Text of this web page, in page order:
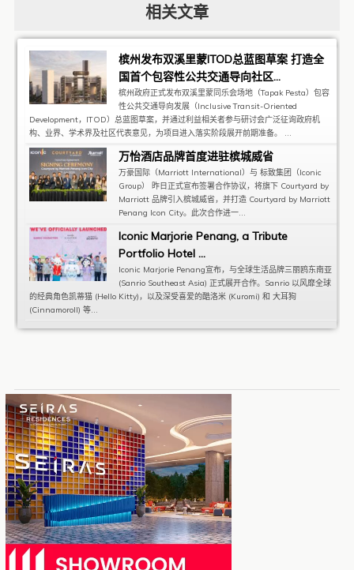
相关文章
槟州发布双溪里蒙ITOD总蓝图草案 打造全
国首个包容性公共交通导向社区...
槟州政府正式发布双溪里蒙同乐会场地（Tapak Pesta）包容
性公共交通导向发展（Inclusive Transit-Oriented
Development，ITOD）总蓝图草案，并通过利益相关者参与研讨会广泛征询政府机
构、业界、学术界及社区代表意见，为项目进入落实阶段展开前期准备。 ...
万怡酒店品牌首度进驻槟城威省
万豪国际（Marriott International）与 标致集团（Iconic
Group） 昨日正式宣布签署合作协议，将旗下 Courtyard by
Marriott 品牌引入槟城威省，并打造 Courtyard by Marriott
Penang Icon City。此次合作进一...
Iconic Marjorie Penang, a Tribute
Portfolio Hotel ...
Iconic Marjorie Penang宣布，与全球生活品牌三丽鸥东南亚
(Sanrio Southeast Asia) 正式展开合作。Sanrio 以风靡全球
的经典角色凯蒂猫 (Hello Kitty)，以及深受喜爱的酷洛米 (Kuromi) 和 大耳狗
(Cinnamoroll) 等...